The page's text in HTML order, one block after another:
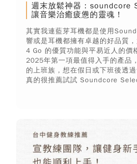
週末放鬆神器：soundcore
讓音樂治癒疲憊的靈魂！
其實我連藍芽耳機都是使用
響或是耳機都擁有卓越的好品質
4 Go 的優質功能與平易近人的價
2025年第一項最值得入手的產品
的上班族，想在假日或下班後透過
真的很推薦試試 Soundcore